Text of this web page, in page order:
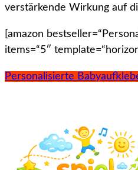
verstärkende Wirkung auf
[amazon
items=“5″
Personalisierte